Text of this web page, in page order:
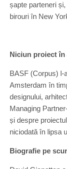
șapte parteneri
birouri în New
Niciun proiect
BASF (Corpus) l-
Amsterdam în
designului,
Managing
și despre
niciodată în lipsa
Biografie pe